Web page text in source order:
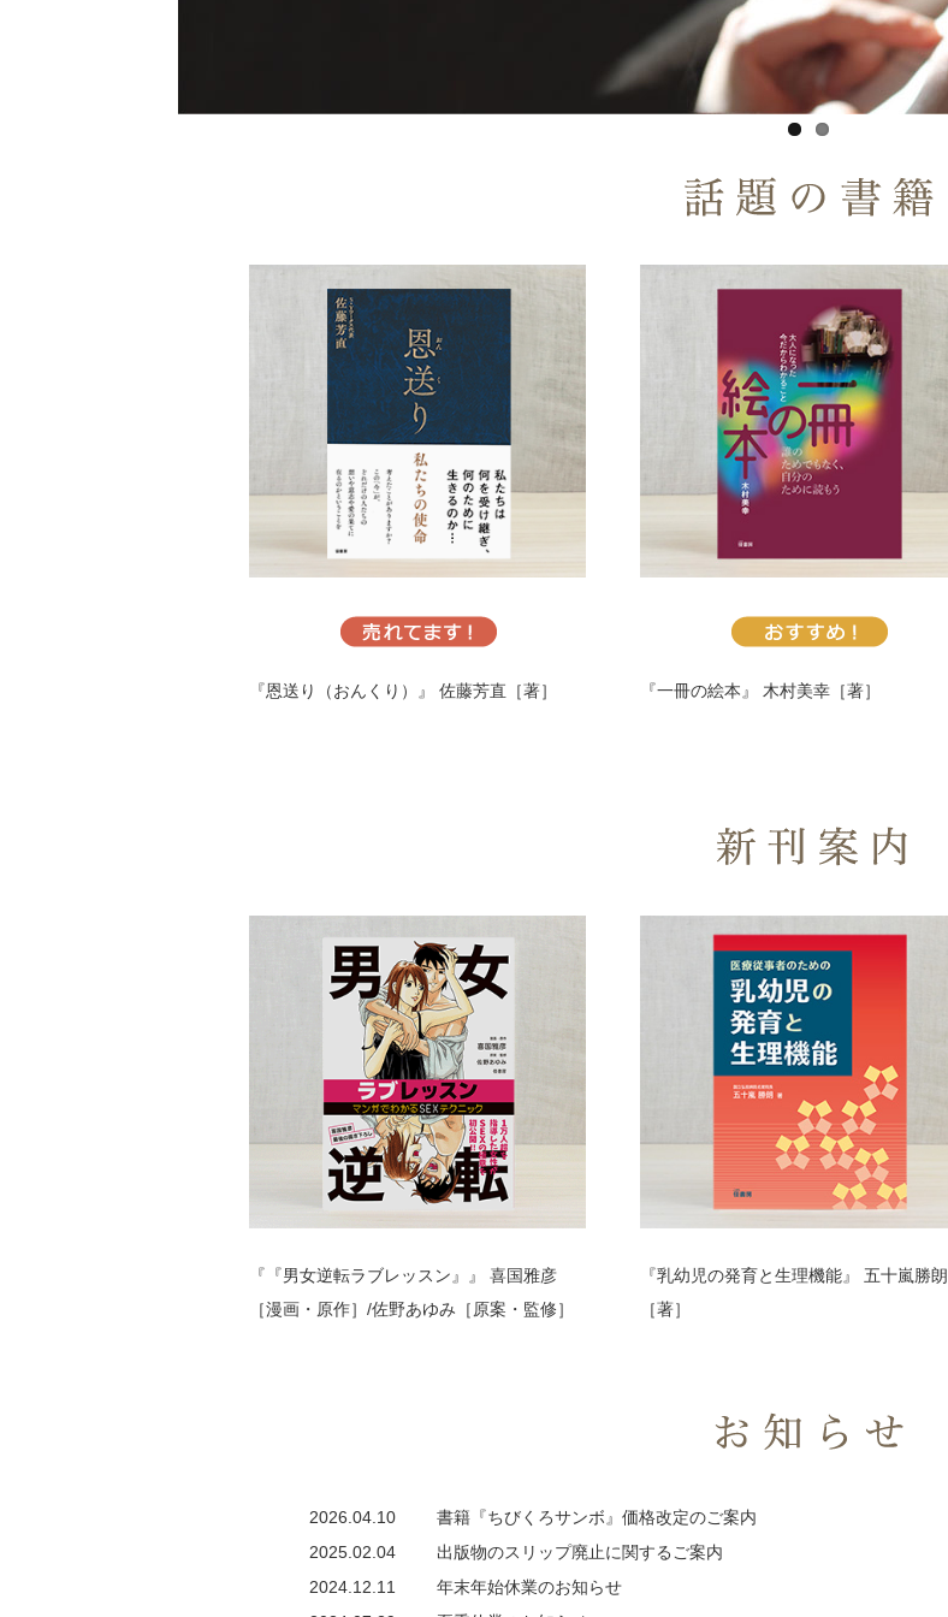
話題の書籍
『恩送り（おんくり）』 佐藤芳直［著］ 『一冊の絵本』 木村美幸［著］
書籍の紹介
『『男女逆転ラブレッスン』』
喜国雅彦
［漫画・原作］/佐野あゆみ［原案・監修］
『乳幼児の発育と生理機能』
五十嵐勝朗
［著］
お知らせ
2026.04.10
書籍『ちびくろサンボ』価格改定のご案内
2025.02.04
出版物のスリップ廃止に関するご案内
2024.12.11
年末年始休業のお知らせ